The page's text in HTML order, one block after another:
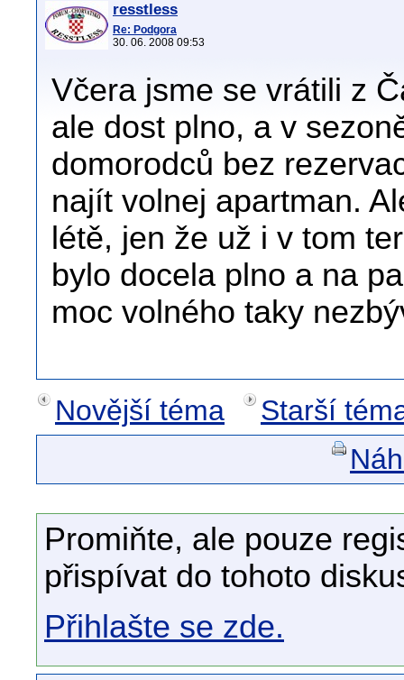
resstless
Re: Podgora
30. 06. 2008 09:53
Včera jsme se vrátili z
ale dost plno, a v
domorodců bez
najít volnej apartman.
létě, jen že už i v tom
bylo docela plno a na
moc volného taky
Novější téma
Starší
Promiňte, ale pouze
přispívat do tohoto
Přihlašte se zde.